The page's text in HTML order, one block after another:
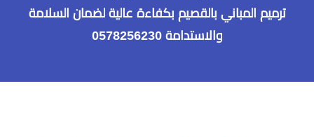
ترميم المباني بالقصيم بكفاءة عالية لضمان السلامة
والاستدامة 0578256230